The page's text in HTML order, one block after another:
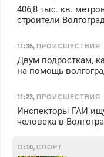
406,8 тыс. кв.
строители
11:35, ПРОИСШЕСТВИЯ
Двум подросткам,
на помощь
11:23, ПРОИСШЕСТВИЯ
Инспекторы ГАИ
человека в
11:10, СПОРТ